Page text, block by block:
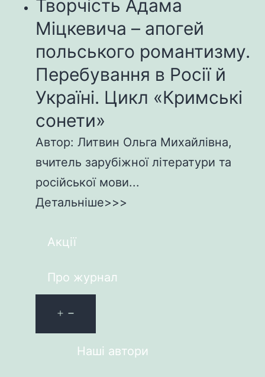
Творчість Адама
Міцкевича – апогей
польського романтизму.
Перебування в Росії й
Україні. Цикл «Кримські
сонети»
Автор: Литвин Ольга Михайлівна,
вчитель зарубіжної літератури та
російської мови...
Детальніше>>>
Акції
Про журнал
Наші автори